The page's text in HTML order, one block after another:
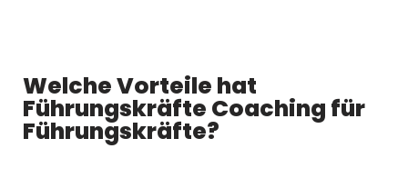
Welche Vorteile hat
Führungskräfte Coaching für
Führungskräfte?